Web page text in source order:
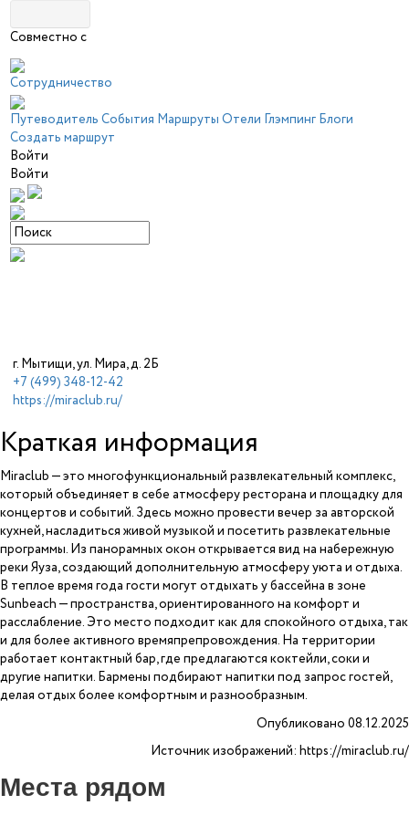
Совместно с
Сотрудничество
Путеводитель События Маршруты Отели Глэмпинг Блоги
Создать маршрут
Войти
Войти
г. Мытищи, ул. Мира, д. 2Б
+7 (499) 348-12-42
https://miraclub.ru/
Краткая информация
Miraclub — это многофункциональный развлекательный комплекс,
который объединяет в себе атмосферу ресторана и площадку для
концертов и событий. Здесь можно провести вечер за авторской
кухней, насладиться живой музыкой и посетить развлекательные
программы. Из панорамных окон открывается вид на набережную
реки Яуза, создающий дополнительную атмосферу уюта и отдыха.
В теплое время года гости могут отдыхать у бассейна в зоне
Sunbeach — пространства, ориентированного на комфорт и
расслабление. Это место подходит как для спокойного отдыха, так
и для более активного времяпрепровождения. На территории
работает контактный бар, где предлагаются коктейли, соки и
другие напитки. Бармены подбирают напитки под запрос гостей,
делая отдых более комфортным и разнообразным.
Опубликовано 08.12.2025
Источник изображений: https://miraclub.ru/
Места рядом